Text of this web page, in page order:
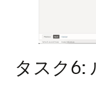
タスク6: